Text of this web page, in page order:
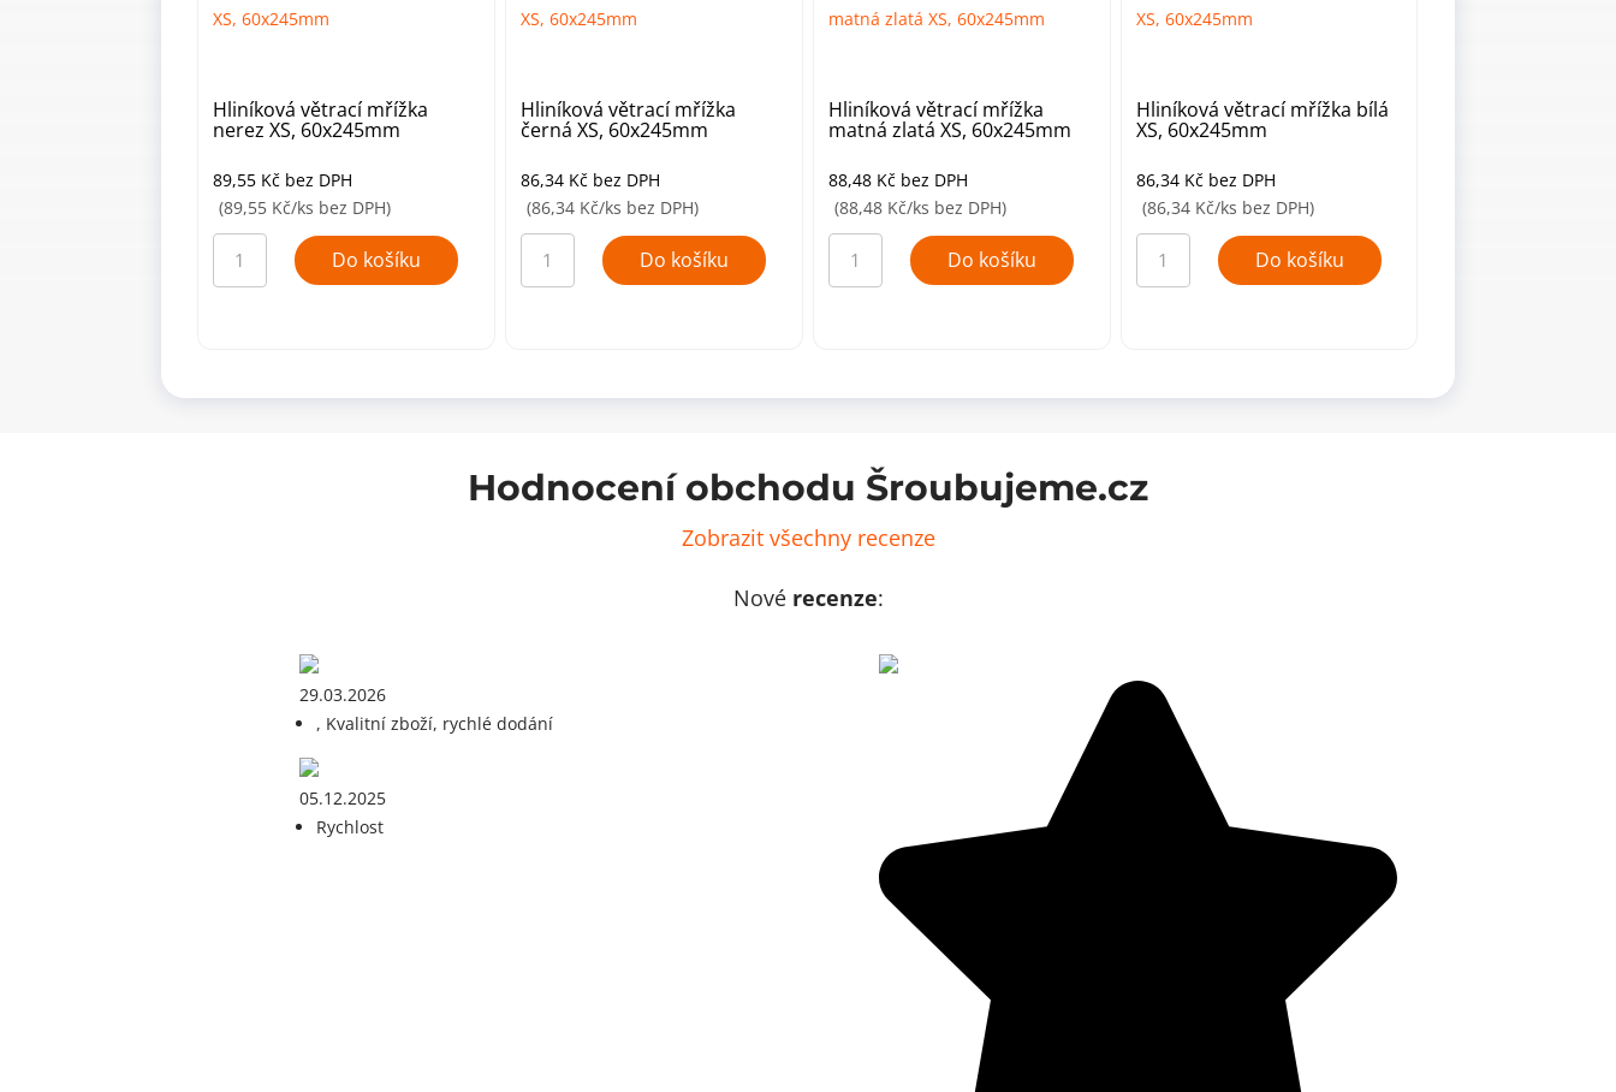
Hliníková větrací mřížka
nerez XS, 60x245mm
89,55 Kč bez DPH
(89,55 Kč/ks bez DPH)
Hliníková
větrací
mřížka
nerez
Do košíku
Hliníková větrací mřížka
černá XS, 60x245mm
86,34 Kč bez DPH
(86,34 Kč/ks bez DPH)
Hliníková
větrací
mřížka
černá
Do košíku
Hliníková větrací mřížka
matná zlatá XS, 60x245mm
88,48 Kč bez DPH
(88,48 Kč/ks bez DPH)
Hliníková
větrací
mřížka
matná
Do košíku
Hliníková větrací mřížka bílá
XS, 60x245mm
86,34 Kč bez DPH
(86,34 Kč/ks bez DPH)
Hliníková
větrací
mřížka
bílá
Do košíku
Hodnocení obchodu Šroubujeme.cz
Zobrazit všechny recenze
Nové recenze:
29.03.2026
, Kvalitní zboží, rychlé dodání
05.12.2025
Rychlost